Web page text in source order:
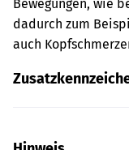
Bewegungen, wie
dadurch zum
auch